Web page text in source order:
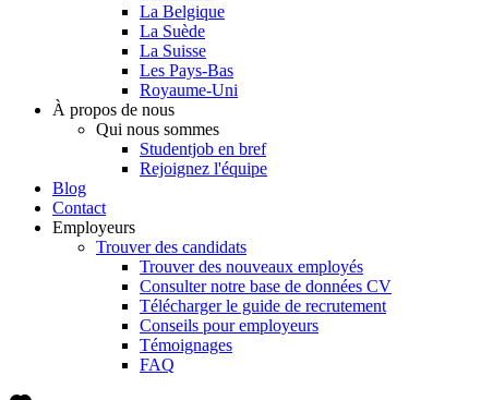
La Belgique
La Suède
La Suisse
Les Pays-Bas
Royaume-Uni
À propos de nous
Qui nous sommes
Studentjob en bref
Rejoignez l'équipe
Blog
Contact
Employeurs
Trouver des candidats
Trouver des nouveaux employés
Consulter notre base de données CV
Télécharger le guide de recrutement
Conseils pour employeurs
Témoignages
FAQ